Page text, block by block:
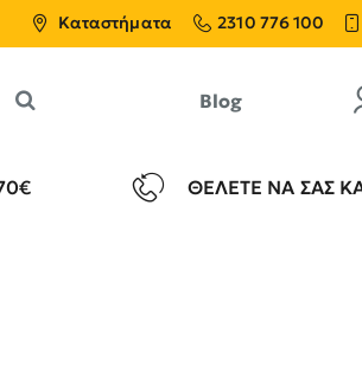
Καταστήματα 2310 776 100
Blog
ΘΈΛΕΤΕ ΝΑ ΣΑΣ